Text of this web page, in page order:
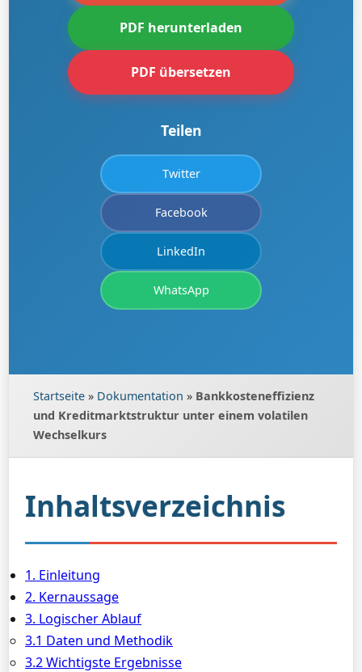
PDF herunterladen
PDF übersetzen
Teilen
Twitter
Facebook
LinkedIn
WhatsApp
Startseite » Dokumentation » Bankkosteneffizienz
und Kreditmarktstruktur unter einem volatilen
Wechselkurs
Inhaltsverzeichnis
1. Einleitung
2. Kernaussage
3. Logischer Ablauf
3.1 Daten und Methodik
3.2 Wichtigste Ergebnisse